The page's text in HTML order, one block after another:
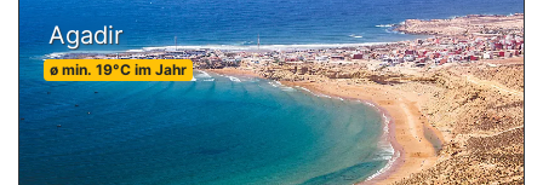
Agadir
ø min. 19°C im Jahr